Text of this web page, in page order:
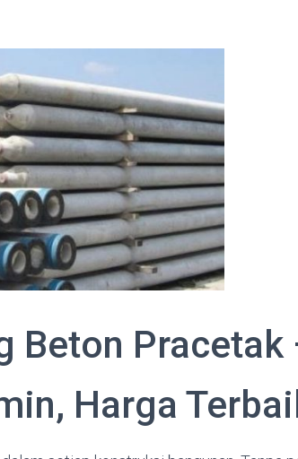
Beton Pracetak
Harga